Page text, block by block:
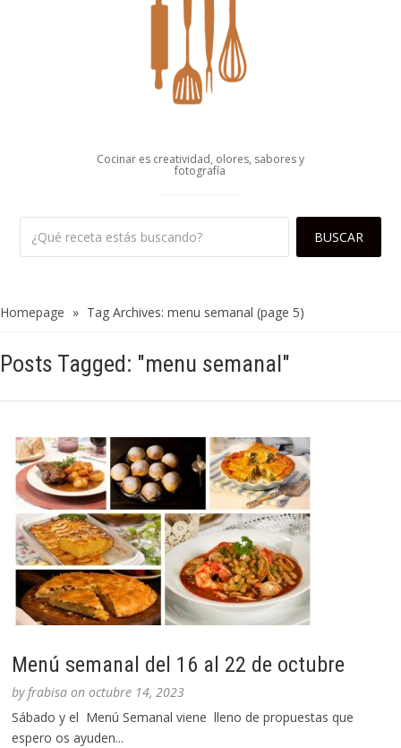
Cocinar es creatividad, olores, sabores y
fotografía
Homepage » Tag Archives: menu semanal (page 5)
Posts Tagged: "menu semanal"
Menú semanal del 16 al 22 de octubre
byfrabisa onoctubre 14, 2023
Sábado y el Menú Semanal viene lleno de propuestas que
espero os ayuden...